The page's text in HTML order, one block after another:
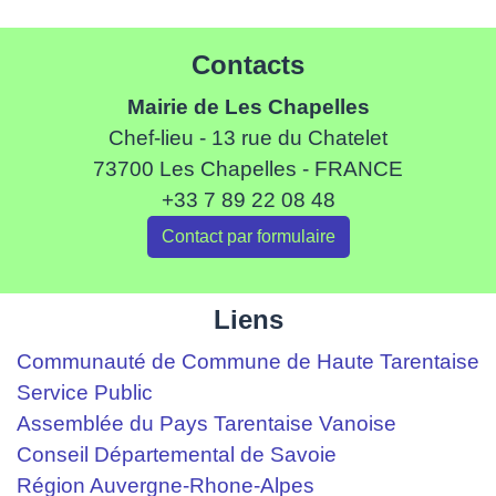
Contacts
Mairie de Les Chapelles
Chef-lieu - 13 rue du Chatelet
73700 Les Chapelles - FRANCE
+33 7 89 22 08 48
Contact par formulaire
Liens
Communauté de Commune de Haute Tarentaise
Service Public
Assemblée du Pays Tarentaise Vanoise
Conseil Départemental de Savoie
Région Auvergne-Rhone-Alpes